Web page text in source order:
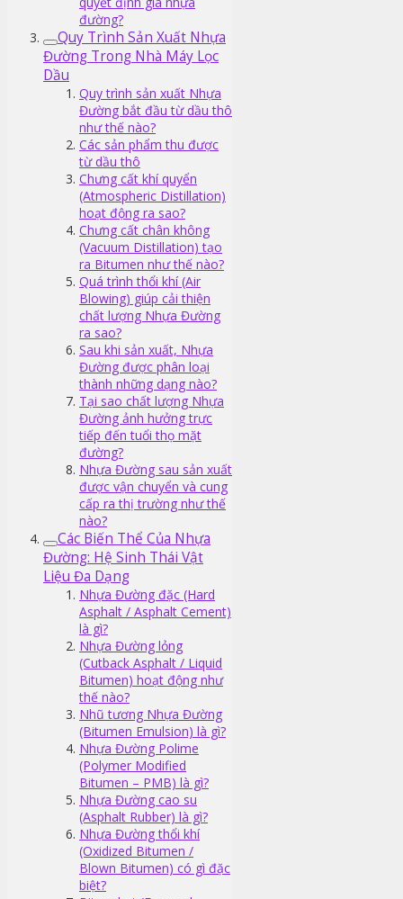
đường?
Quy Trình Sản Xuất Nhựa
Đường Trong Nhà Máy Lọc
Dầu
Quy trình sản xuất Nhựa
Đường bắt đầu từ dầu thô
như thế nào?
Các sản phẩm thu được
từ dầu thô
Chưng cất khí quyển
(Atmospheric Distillation)
hoạt động ra sao?
Chưng cất chân không
(Vacuum Distillation) tạo
ra Bitumen như thế nào?
Quá trình thổi khí (Air
Blowing) giúp cải thiện
chất lượng Nhựa Đường
ra sao?
Sau khi sản xuất, Nhựa
Đường được phân loại
thành những dạng nào?
Tại sao chất lượng Nhựa
Đường ảnh hưởng trực
tiếp đến tuổi thọ mặt
đường?
Nhựa Đường sau sản xuất
được vận chuyển và cung
cấp ra thị trường như thế
nào?
Các Biến Thể Của Nhựa
Đường: Hệ Sinh Thái Vật
Liệu Đa Dạng
Nhựa Đường đặc (Hard
Asphalt / Asphalt Cement)
là gì?
Nhựa Đường lỏng
(Cutback Asphalt / Liquid
Bitumen) hoạt động như
thế nào?
Nhũ tương Nhựa Đường
(Bitumen Emulsion) là gì?
Nhựa Đường Polime
(Polymer Modified
Bitumen – PMB) là gì?
Nhựa Đường cao su
(Asphalt Rubber) là gì?
Nhựa Đường thổi khí
(Oxidized Bitumen /
Blown Bitumen) có gì đặc
biệt?